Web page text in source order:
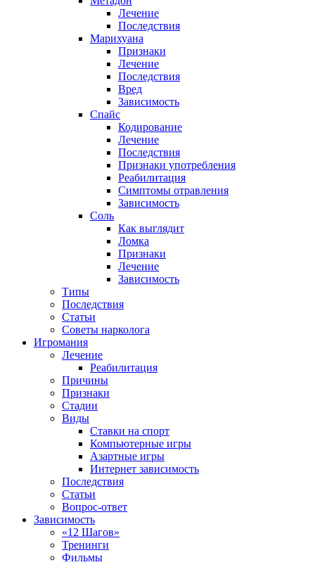
Лечение
Последствия
Марихуана
Признаки
Лечение
Последствия
Вред
Зависимость
Спайс
Кодирование
Лечение
Последствия
Признаки употребления
Реабилитация
Симптомы отравления
Зависимость
Соль
Как выглядит
Ломка
Признаки
Лечение
Зависимость
Типы
Последствия
Статьи
Советы нарколога
Игромания
Лечение
Реабилитация
Причины
Признаки
Стадии
Виды
Ставки на спорт
Компьютерные игры
Азартные игры
Интернет зависимость
Последствия
Статьи
Вопрос-ответ
Зависимость
«12 Шагов»
Тренинги
Фильмы